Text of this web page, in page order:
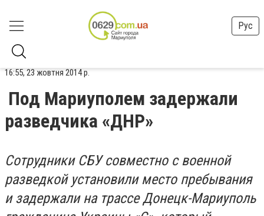
Рус
16:55, 23 жовтня 2014 р.
Под Мариуполем задержали
разведчика «ДНР»
Сотрудники СБУ совместно с военной
разведкой установили место пребывания
и задержали на трассе Донецк-Мариуполь